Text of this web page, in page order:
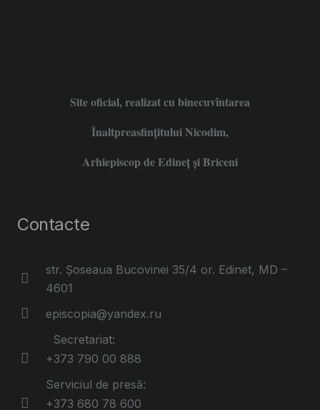
Site oficial, realizat cu binecuvîntarea
Înaltpreasfințitului Nicodim,
Arhiepiscop de Edineţ şi Briceni
Contacte
str. Șoseaua Bucovinei 35/4 or. Edinet, MD –
4601
episcopia@yandex.ru
Secretariat:
+373 790 00 888
Serviciul de presă:
+373 680 78 600